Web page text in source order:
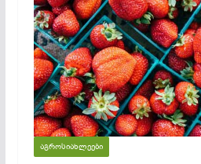
ᲐᲒᲠᲝᲡᲘᲐᲮᲚᲔᲔᲑᲘ